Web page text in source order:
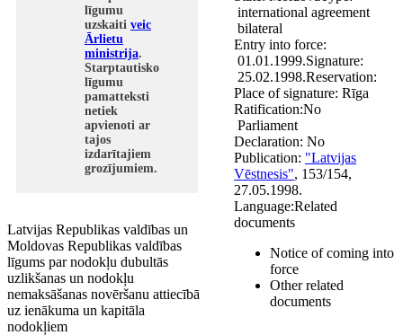
līgumu
uzskaiti veic
Ārlietu
ministrija.
Starptautisko
līgumu
pamatteksti
netiek
apvienoti ar
tajos
izdarītajiem
grozījumiem.
Latvijas Republikas valdības un
Moldovas Republikas valdības
līgums par nodokļu dubultās
uzlikšanas un nodokļu
nemaksāšanas novēršanu attiecībā
uz ienākuma un kapitāla
nodokļiem
international agreement
bilateral
Entry into force:
01.01.1999.Signature:
25.02.1998.
Place of signature: Rīga
Ratification:
Parliament
Reservation:
No
Declaration: No
Publication: "Latvijas
Vēstnesis", 153/154,
27.05.1998.
Language:Related
documents
Notice of coming into
force
Other related
documents